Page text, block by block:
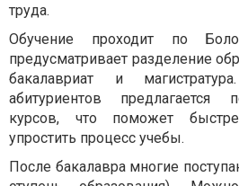
труда.
Обучение проходит по
предусматривает разделение
бакалавриат и
абитуриентов предлагается
курсов, что поможет
упростить процесс учебы.
После бакалавра многие